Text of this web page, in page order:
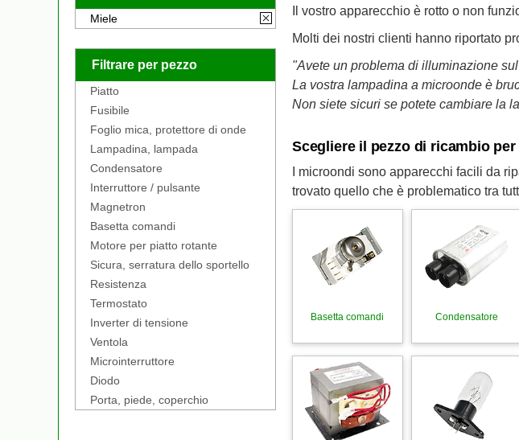
Miele
Filtrare per pezzo
Piatto
Fusibile
Foglio mica, protettore di onde
Lampadina, lampada
Condensatore
Interruttore / pulsante
Magnetron
Basetta comandi
Motore per piatto rotante
Sicura, serratura dello sportello
Resistenza
Termostato
Inverter di tensione
Ventola
Microinterruttore
Diodo
Porta, piede, coperchio
Il vostro apparecchio è rotto o non
Molti dei nostri clienti hanno riportato
"Avete un problema di illuminazione
La vostra lampadina a microonde è
Non siete sicuri se potete cambiare la
Scegliere il pezzo di ricambio
I microondi sono apparecchi facili da
trovato quello che è problematico tra
Basetta comandi Condensatore